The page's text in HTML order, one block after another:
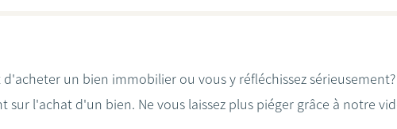
d'acheter un bien immobilier ou vous y réfléchissez
sur l'achat d'un bien. Ne vous laissez plus piéger grâce à notre